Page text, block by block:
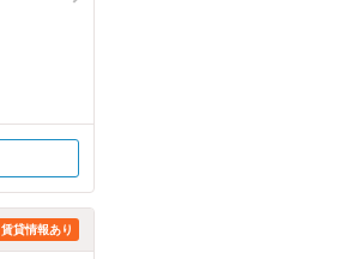
賃貸情報あり